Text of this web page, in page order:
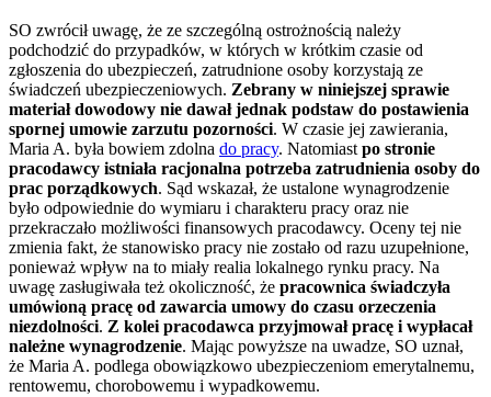
SO zwrócił uwagę, że ze szczególną ostrożnością należy
podchodzić do przypadków, w których w krótkim czasie od
zgłoszenia do ubezpieczeń, zatrudnione osoby korzystają ze
świadczeń ubezpieczeniowych. Zebrany w niniejszej sprawie
materiał dowodowy nie dawał jednak podstaw do postawienia
spornej umowie zarzutu pozorności. W czasie jej zawierania,
Maria A. była bowiem zdolna do pracy. Natomiast po stronie
pracodawcy istniała racjonalna potrzeba zatrudnienia osoby do
prac porządkowych. Sąd wskazał, że ustalone wynagrodzenie
było odpowiednie do wymiaru i charakteru pracy oraz nie
przekraczało możliwości finansowych pracodawcy. Oceny tej nie
zmienia fakt, że stanowisko pracy nie zostało od razu uzupełnione,
ponieważ wpływ na to miały realia lokalnego rynku pracy. Na
uwagę zasługiwała też okoliczność, że pracownica świadczyła
umówioną pracę od zawarcia umowy do czasu orzeczenia
niezdolności. Z kolei pracodawca przyjmował pracę i wypłacał
należne wynagrodzenie. Mając powyższe na uwadze, SO uznał,
że Maria A. podlega obowiązkowo ubezpieczeniom emerytalnemu,
rentowemu, chorobowemu i wypadkowemu.